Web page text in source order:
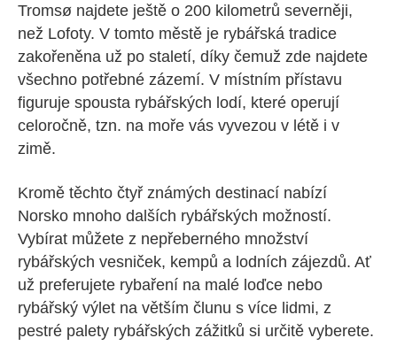
Tromsø najdete ještě o 200 kilometrů severněji,
než Lofoty. V tomto městě je rybářská tradice
zakořeněna už po staletí, díky čemuž zde najdete
všechno potřebné zázemí. V místním přístavu
figuruje spousta rybářských lodí, které operují
celoročně, tzn. na moře vás vyvezou v létě i v
zimě.
Kromě těchto čtyř známých destinací nabízí
Norsko mnoho dalších rybářských možností.
Vybírat můžete z nepřeberného množství
rybářských vesniček, kempů a lodních zájezdů. Ať
už preferujete rybaření na malé loďce nebo
rybářský výlet na větším člunu s více lidmi, z
pestré palety rybářských zážitků si určitě vyberete.